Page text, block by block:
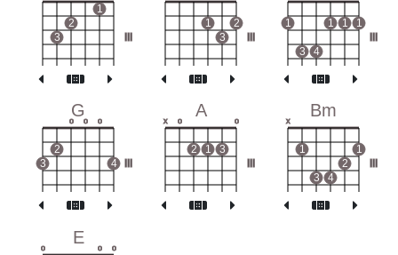
3
2
1
1
3
2 1
3 4
1 1 1
G
3
2
o o o
4
A
x o
2 1 3
o
Bm
x
1
3 4
2
1
E
o o o